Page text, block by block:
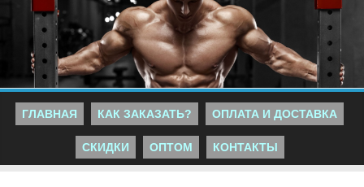
ГЛАВНАЯ КАК ЗАКАЗАТЬ? ОПЛАТА И ДОСТАВКА
СКИДКИ ОПТОМ КОНТАКТЫ